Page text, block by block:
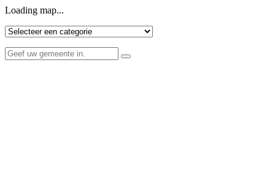
Loading map...